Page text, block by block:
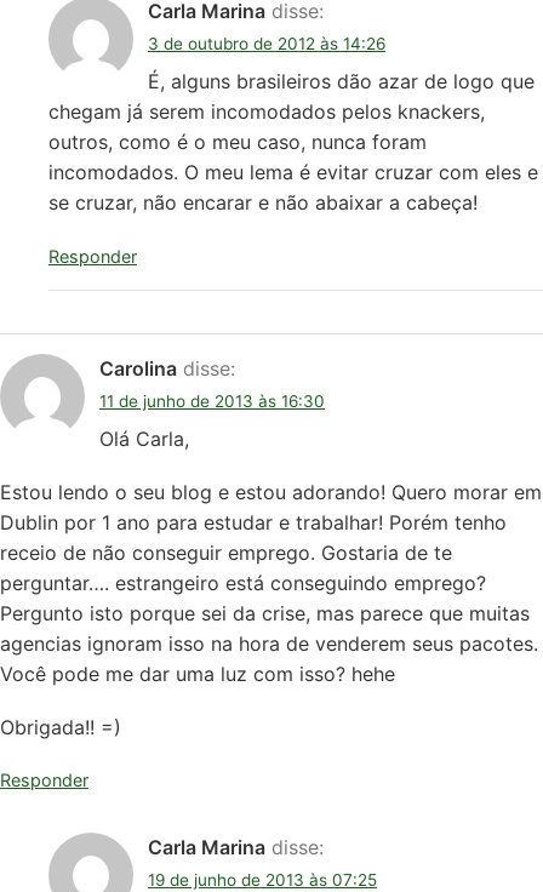
Carla Marina disse:
3 de outubro de 2012 às 14:26
É, alguns brasileiros dão azar de logo que
chegam já serem incomodados pelos knackers,
outros, como é o meu caso, nunca foram
incomodados. O meu lema é evitar cruzar com eles e
se cruzar, não encarar e não abaixar a cabeça!
Responder
Carolina disse:
11 de junho de 2013 às 16:30
Olá Carla,
Estou lendo o seu blog e estou adorando! Quero morar em
Dublin por 1 ano para estudar e trabalhar! Porém tenho
receio de não conseguir emprego. Gostaria de te
perguntar…. estrangeiro está conseguindo emprego?
Pergunto isto porque sei da crise, mas parece que muitas
agencias ignoram isso na hora de venderem seus pacotes.
Você pode me dar uma luz com isso? hehe
Obrigada!! =)
Responder
Carla Marina disse:
19 de junho de 2013 às 07:25